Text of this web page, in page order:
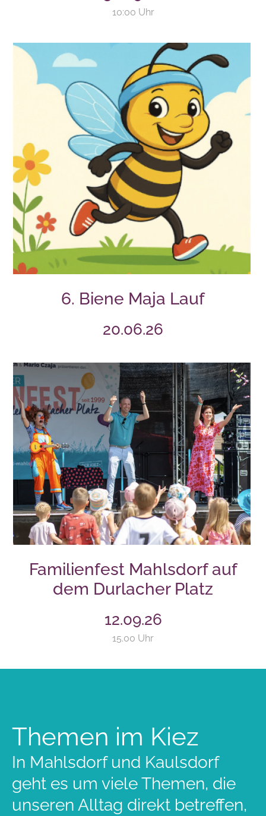
10:00 Uhr
6. Biene Maja Lauf
20.06.26
Familienfest Mahlsdorf auf
dem Durlacher Platz
12.09.26
15.00 Uhr
Themen im Kiez
In Mahlsdorf und Kaulsdorf
geht es um viele Themen, die
unseren Alltag direkt betreffen,